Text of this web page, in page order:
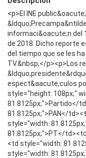
<p>El INE
informaci&oacute;n del
de 2018. Dicho reporte
del tiempo que se les
TV.&nbsp;</p><p>Los
espect&aacute;culos
style="height: 108px;"
81.8125px;">Partido</
81.8125px;">PAN</
style="width:
81.8125px;">PT</
<td style="width:
style="width: